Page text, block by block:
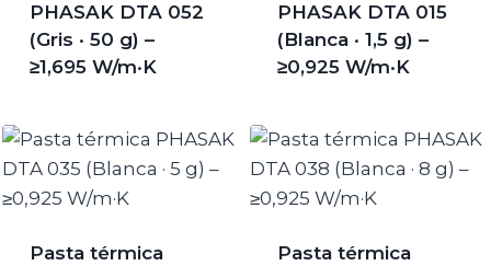
PHASAK DTA 052
(Gris · 50 g) –
≥1,695 W/m·K
PHASAK DTA 015
(Blanca · 1,5 g) –
≥0,925 W/m·K
Pasta térmica
Pasta térmica